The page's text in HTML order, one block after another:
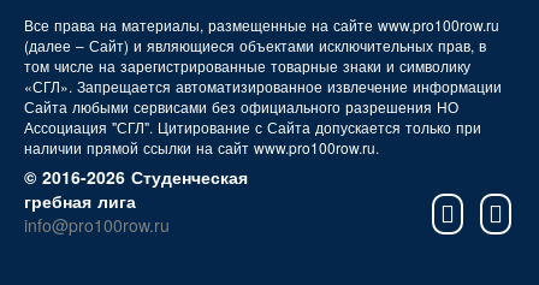
Все права на материалы, размещенные на сайте www.pro100row.ru
(далее – Сайт) и являющиеся объектами исключительных прав, в
том числе на зарегистрированные товарные знаки и символику
«СГЛ». Запрещается автоматизированное извлечение информации
Сайта любыми сервисами без официального разрешения НО
Ассоциация "СГЛ". Цитирование с Сайта допускается только при
наличии прямой ссылки на сайт www.pro100row.ru.
© 2016-2026 Студенческая
гребная лига
info@pro100row.ru